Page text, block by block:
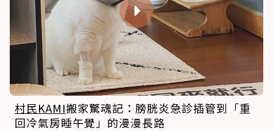
村民KAMI搬家驚魂記：膀胱炎急診插管到「重
回冷氣房睡午覺」的漫漫長路